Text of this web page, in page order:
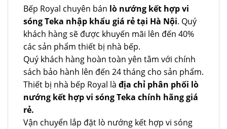
Bếp Royal chuyên bán lò nướng kết hợp vi
sóng Teka nhập khẩu giá rẻ tại Hà Nội. Quý
khách hàng sẽ được khuyến mãi lên đến 40%
các sản phẩm thiết bị nhà bếp.
Quý khách hàng hoàn toàn yên tâm với chính
sách bảo hành lên đến 24 tháng cho sản phẩm.
Thiết bị nhà bếp Royal là địa chỉ phân phối lò
nướng kết hợp vi sóng Teka chính hãng giá
rẻ.
Vận chuyển lắp đặt lò nướng kết hợp vi sóng